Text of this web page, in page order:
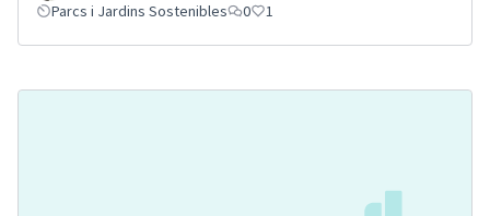
Parcs i Jardins Sostenibles
0 1